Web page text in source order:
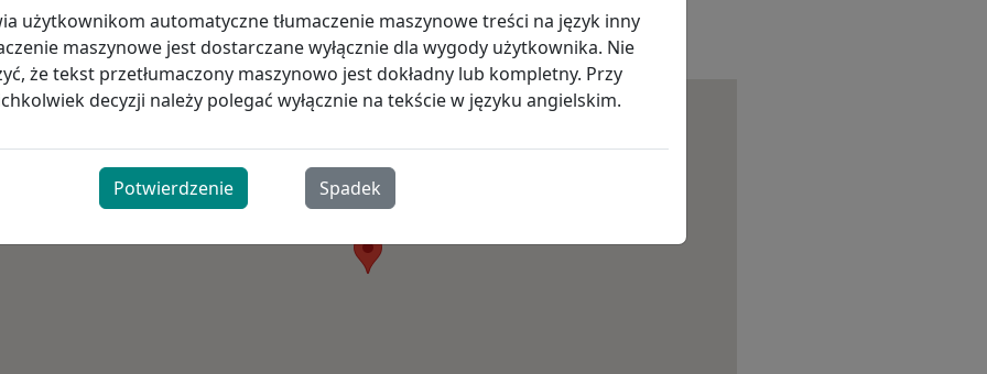
użytkownikom automatyczne tłumaczenie maszynowe treści na język inny
maszynowe jest dostarczane wyłącznie dla wygody użytkownika. Nie
że tekst przetłumaczony maszynowo jest dokładny lub kompletny. Przy
decyzji należy polegać wyłącznie na tekście w języku angielskim.
Potwierdzenie Spadek